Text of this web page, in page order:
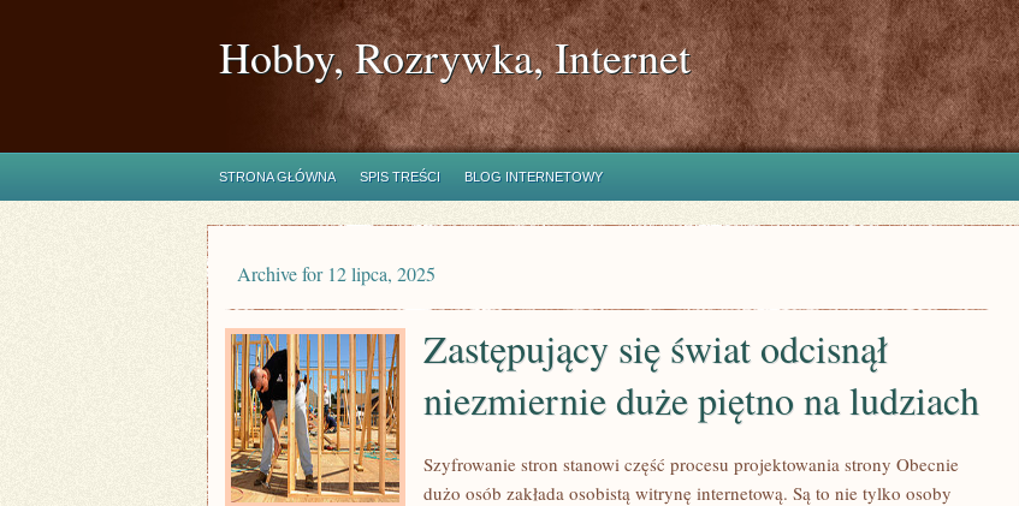
Hobby, Rozrywka, Internet
STRONA GŁÓWNA SPIS TREŚCI BLOG INTERNETOWY
Archive for 12 lipca, 2025
Zastępujący się świat odcisnął
niezmiernie duże piętno na ludziach
Szyfrowanie stron stanowi część procesu projektowania strony Obecnie
dużo osób zakłada osobistą witrynę internetową. Są to nie tylko osoby